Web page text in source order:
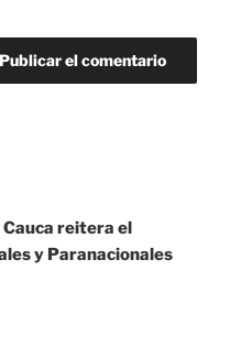
Cauca reitera el
y Paranacionales